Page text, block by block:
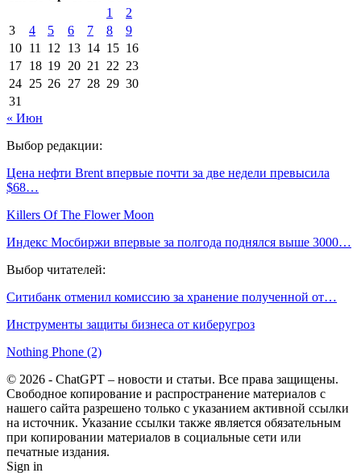
1
2
3
4 5 6 7 8
9
10 11 12 13 14 15 16
17 18 19 20 21 22 23
24 25 26 27 28 29 30
31
« Июн
Выбор редакции:
Цена нефти Brent впервые почти за две недели превысила
$68…
Killers Of The Flower Moon
Индекс Мосбиржи впервые за полгода поднялся выше 3000…
Выбор читателей:
Ситибанк отменил комиссию за хранение полученной от…
Инструменты защиты бизнеса от киберугроз
Nothing Phone (2)
© 2026 - ChatGPT – новости и статьи. Все права защищены.
Свободное копирование и распространение материалов с
нашего сайта разрешено только с указанием активной ссылки
на источник. Указание ссылки также является обязательным
при копировании материалов в социальные сети или
печатные издания.
Sign in